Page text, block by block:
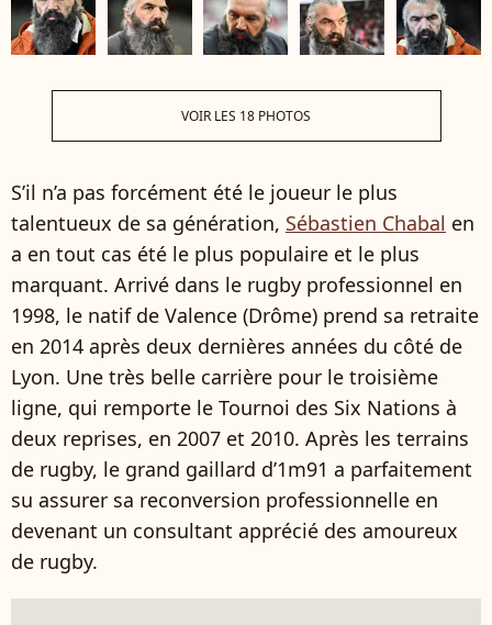
VOIR LES 18 PHOTOS
S’il n’a pas forcément été le joueur le plus
talentueux de sa génération, Sébastien Chabal en
a en tout cas été le plus populaire et le plus
marquant. Arrivé dans le rugby professionnel en
1998, le natif de Valence (Drôme) prend sa retraite
en 2014 après deux dernières années du côté de
Lyon. Une très belle carrière pour le troisième
ligne, qui remporte le Tournoi des Six Nations à
deux reprises, en 2007 et 2010. Après les terrains
de rugby, le grand gaillard d’1m91 a parfaitement
su assurer sa reconversion professionnelle en
devenant un consultant apprécié des amoureux
de rugby.